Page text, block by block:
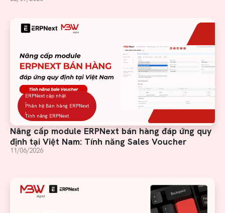
ERPNext cập nhật
,
Phân hệ Bán hàng ERPNext
,
Tính năng ERPNext
Nâng cấp module ERPNext bán hàng đáp ứng quy
định tại Việt Nam: Tính năng Sales Voucher
11/06/2026